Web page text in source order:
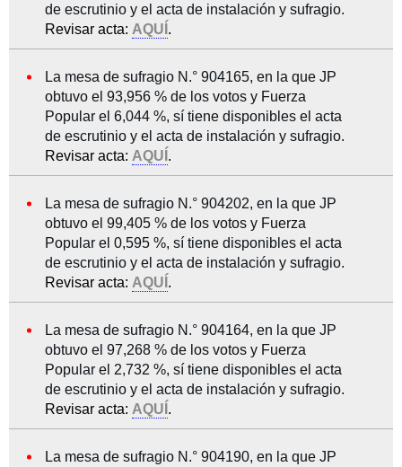
de escrutinio y el acta de instalación y sufragio.
Revisar acta: AQUÍ .
La mesa de sufragio N.° 904165, en la que JP
obtuvo el 93,956 % de los votos y Fuerza
Popular el 6,044 %, sí tiene disponibles el acta
de escrutinio y el acta de instalación y sufragio.
Revisar acta: AQUÍ .
La mesa de sufragio N.° 904202, en la que JP
obtuvo el 99,405 % de los votos y Fuerza
Popular el 0,595 %, sí tiene disponibles el acta
de escrutinio y el acta de instalación y sufragio.
Revisar acta: AQUÍ .
La mesa de sufragio N.° 904164, en la que JP
obtuvo el 97,268 % de los votos y Fuerza
Popular el 2,732 %, sí tiene disponibles el acta
de escrutinio y el acta de instalación y sufragio.
Revisar acta: AQUÍ .
La mesa de sufragio N.° 904190, en la que JP